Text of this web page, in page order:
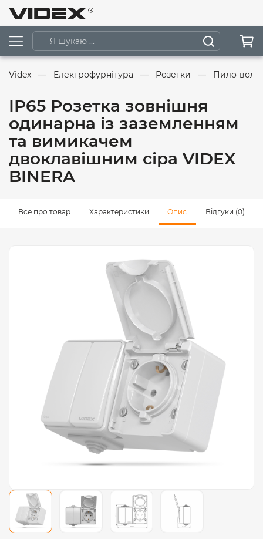
Videx Електрофурнітура Розетки Пило-
IP65 Розетка зовнішня
одинарна із заземленням
та вимикачем
двоклавішним сіра VIDEX
BINERA
Все про товар Характеристики Опис Відгуки (0)